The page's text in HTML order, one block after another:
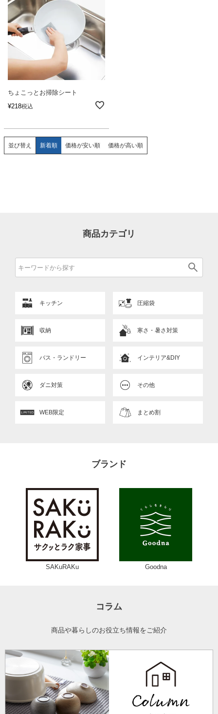
ちょこっとお掃除シート
¥218税込
並び替え 新着順 価格が安い順 価格が高い順
商品カテゴリ
キッチン 圧縮袋
収納 寒さ・暑さ対策
バス・ランドリー インテリア&DIY
ダニ対策 その他
WEB限定 まとめ割
ブランド
SAKuRAKu Goodna
コラム
商品や暮らしのお役立ち情報をご紹介